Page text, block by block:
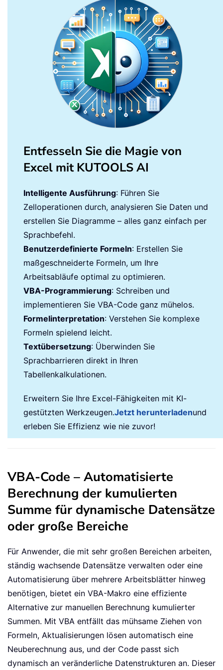
Entfesseln Sie die Magie von
Excel mit KUTOOLS AI
Intelligente Ausführung: Führen Sie
Zelloperationen durch, analysieren Sie Daten und
erstellen Sie Diagramme – alles ganz einfach per
Sprachbefehl.
Benutzerdefinierte Formeln: Erstellen Sie
maßgeschneiderte Formeln, um Ihre
Arbeitsabläufe optimal zu optimieren.
VBA-Programmierung: Schreiben und
implementieren Sie VBA-Code ganz mühelos.
Formelinterpretation: Verstehen Sie komplexe
Formeln spielend leicht.
Textübersetzung: Überwinden Sie
Sprachbarrieren direkt in Ihren
Tabellenkalkulationen.
Erweitern Sie Ihre Excel-Fähigkeiten mit KI-
gestützten Werkzeugen.Jetzt herunterladenund
erleben Sie Effizienz wie nie zuvor!
VBA-Code – Automatisierte
Berechnung der kumulierten
Summe für dynamische Datensätze
oder große Bereiche
Für Anwender, die mit sehr großen Bereichen arbeiten,
ständig wachsende Datensätze verwalten oder eine
Automatisierung über mehrere Arbeitsblätter hinweg
benötigen, bietet ein VBA-Makro eine effiziente
Alternative zur manuellen Berechnung kumulierter
Summen. Mit VBA entfällt das mühsame Ziehen von
Formeln, Aktualisierungen lösen automatisch eine
Neuberechnung aus, und der Code passt sich
dynamisch an veränderliche Datenstrukturen an. Dieser